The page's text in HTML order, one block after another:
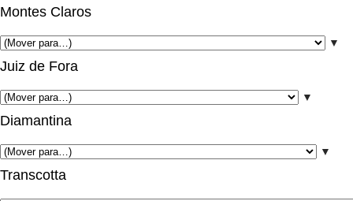
Montes Claros
▼
Juiz de Fora
▼
Diamantina
▼
Transcotta